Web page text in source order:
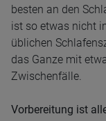
besten an den
ist so etwas nicht
üblichen
das Ganze mit
Zwischenfälle.
Vorbereitung ist